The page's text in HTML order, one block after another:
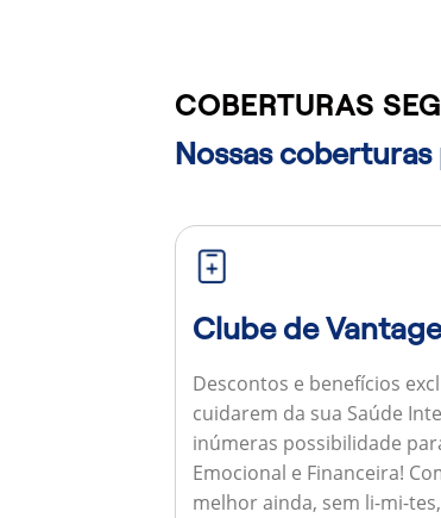
COBERTURAS
Nossas
Clube de
Descontos e benefícios
cuidarem da sua Saúde
inúmeras possibilidade
Emocional e Financeira!
melhor ainda, sem li-mi-